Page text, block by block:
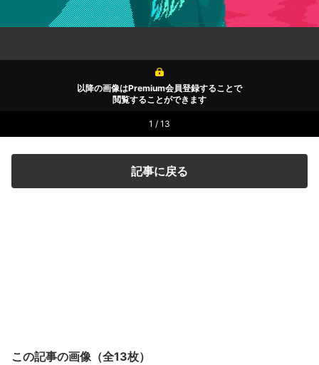
以降の画像はPremium会員登録することで
閲覧することができます
1 / 13
記事に戻る
この記事の画像（全13枚）